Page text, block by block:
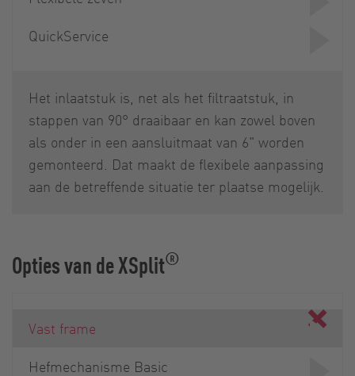
QuickService
Het inlaatstuk is, net als het filtraatstuk, in
stappen van 90° draaibaar en kan zowel boven
als onder in een aansluitmaat van 6" worden
gemonteerd. Dat maakt de flexibele aanpassing
aan de betreffende situatie ter plaatse mogelijk.
Opties van de XSplit®
Vast frame
Hefmechanisme Basic